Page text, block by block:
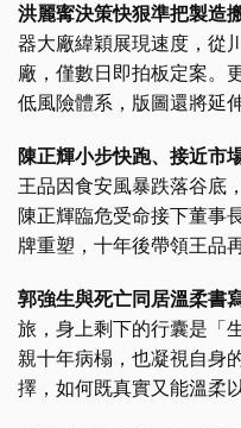
洪麗寗決策快狠準把製造
器大廠緯穎展現速度，從
廠，僅數日即拍板定案。
低風險體系，版圖還將延
陳正輝小步快跑、接近市
王品因食安風暴跌落谷底
陳正輝臨危受命接下董事
牌重塑，十年後帶領王品
郭強生與死亡同居溫柔書
旅，身上剩下的行囊是「
親十年病榻，也凝視自身
擇，如何既真實又能溫柔